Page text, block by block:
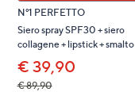
N°1 PERFETTO
Siero spray SPF30 + siero
collagene + lipstick + smalto
€ 39,90
€ 89,90